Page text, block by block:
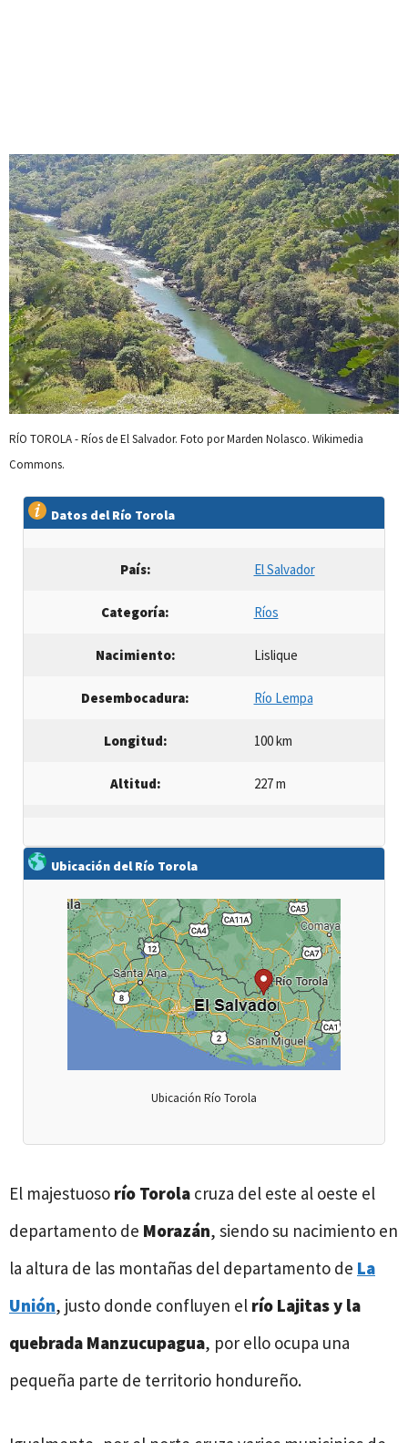
RÍO TOROLA - Ríos de El Salvador. Foto por Marden Nolasco. Wikimedia
Commons.
Datos del Río Torola
País: El Salvador
Categoría: Ríos
Nacimiento: Lislique
Desembocadura: Río Lempa
Longitud: 100 km
Altitud: 227 m
Ubicación del Río Torola
Ubicación Río Torola
El majestuoso río Torola cruza del este al oeste el
departamento de Morazán, siendo su nacimiento en
la altura de las montañas del departamento de La
Unión, justo donde confluyen el río Lajitas y la
quebrada Manzucupagua, por ello ocupa una
pequeña parte de territorio hondureño.